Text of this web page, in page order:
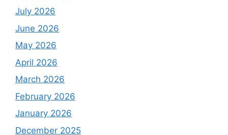
July 2026
June 2026
May 2026
April 2026
March 2026
February 2026
January 2026
December 2025